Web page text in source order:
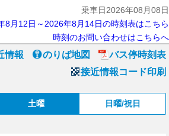
乗車日2026年08月08日
8月12日～2026年8月14日の時刻表はこちら
時刻のお問い合わせはこちらへ
情報 のりば地図
バス停時刻表
接近情報コード印刷
土曜 日曜/祝日